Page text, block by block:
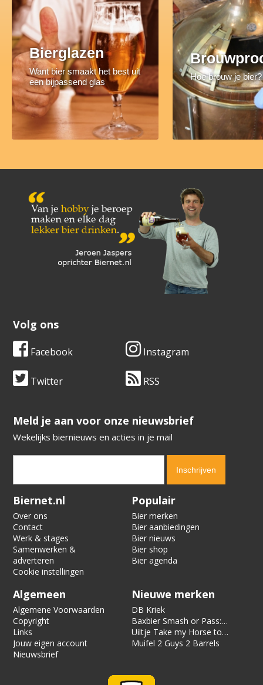
Bierglazen
Want bier smaakt het best uit
een bijpassend glas
Hoe brouw je bier?
Volg ons
Facebook Instagram
Twitter RSS
​​​​​​​Meld je aan voor onze nieuwsbrief
Wekelijks biernieuws en acties in je mail
Verification code:
Biernet.nl
Over ons
Contact
Werk & stages
Samenwerken &
adverteren
Cookie instellingen
Populair
Bier merken
Bier aanbiedingen
Bier nieuws
Bier shop
Bier agenda
Algemeen
Algemene Voorwaarden
Copyright
Links
Jouw eigen account
Nieuwsbrief
Nieuwe merken
DB Kriek
Baxbier Smash or Pass:
Strata
Uiltje Take my Horse to
the Hotel Room
Muifel 2 Guys 2 Barrels